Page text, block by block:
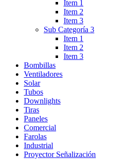
Item 1
Item 2
Item 3
Sub Categoría 3
Item 1
Item 2
Item 3
Bombillas
Ventiladores
Solar
Tubos
Downlights
Tiras
Paneles
Comercial
Farolas
Industrial
Proyector Señalización